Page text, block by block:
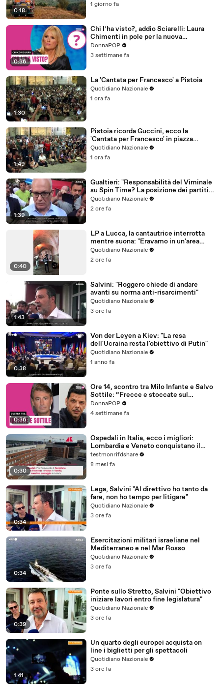
0:18
1 giorno fa
0:36
Chi l’ha visto?, addio Sciarelli: Laura
Chimenti in pole per la nuova
conduzione
DonnaPOP
3 settimane fa
1:30
La 'Cantata per Francesco' a Pistoia
Quotidiano Nazionale
1 ora fa
1:49
Pistoia ricorda Guccini, ecco la
'Cantata per Francesco' in piazza
Duomo
Quotidiano Nazionale
1 ora fa
1:39
Gualtieri: "Responsabilità del Viminale
su Spin Time? La posizione dei partiti è
nota"
Quotidiano Nazionale
2 ore fa
0:40
LP a Lucca, la cantautrice interrotta
mentre suona: "Eravamo in un'area
residenziale"
Quotidiano Nazionale
2 ore fa
1:43
Salvini: "Roggero chiede di andare
avanti su norma anti-risarcimenti"
Quotidiano Nazionale
3 ore fa
0:38
Von der Leyen a Kiev: "La resa
dell'Ucraina resta l'obiettivo di Putin"
Quotidiano Nazionale
1 anno fa
0:36
Ore 14, scontro tra Milo Infante e Salvo
Sottile: “Frecce e stoccate sul
passaggio di testimone”
DonnaPOP
4 settimane fa
0:30
Ospedali in Italia, ecco i migliori:
Lombardia e Veneto conquistano il
podio
testmonrifdshare
8 mesi fa
0:34
Lega, Salvini "Al direttivo ho tanto da
fare, non ho tempo per litigare"
Quotidiano Nazionale
3 ore fa
0:34
Esercitazioni militari israeliane nel
Mediterraneo e nel Mar Rosso
Quotidiano Nazionale
3 ore fa
0:39
Ponte sullo Stretto, Salvini "Obiettivo
iniziare lavori entro fine legislatura"
Quotidiano Nazionale
3 ore fa
1:41
Un quarto degli europei acquista on
line i biglietti per gli spettacoli
Quotidiano Nazionale
3 ore fa